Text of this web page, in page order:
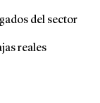
del sector
reales